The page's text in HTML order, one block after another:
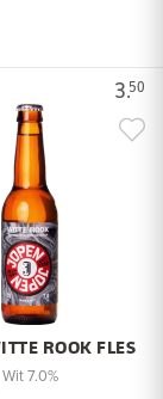
3.50
ROOK FLES
Wit 7.0%